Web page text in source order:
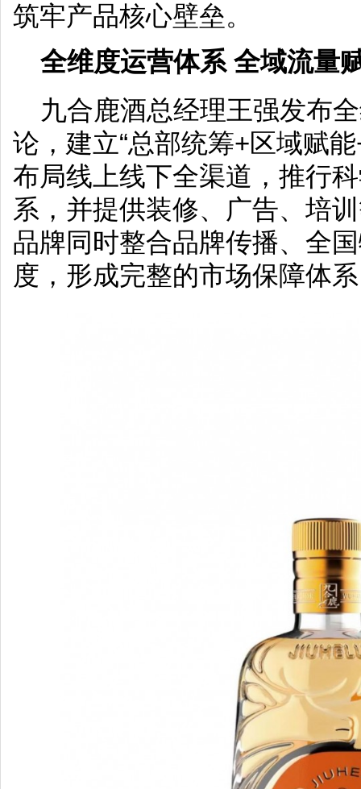
筑牢产品核心壁垒。
全维度运营体系 全域流量
九合鹿酒总经理王强发布
论，建立“总部统筹+区域赋
布局线上线下全渠道，推行
系，并提供装修、广告、培
品牌同时整合品牌传播、全
度，形成完整的市场保障体